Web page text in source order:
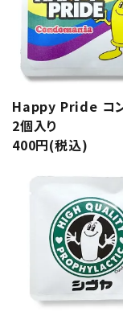
Happy Pride コ
2個入り
400円(税込)